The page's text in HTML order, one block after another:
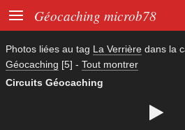
 Géocaching microb78
Photos liées au tag La Verrière dans la
Géocaching [5] - Tout montrer
Circuits Géocaching
